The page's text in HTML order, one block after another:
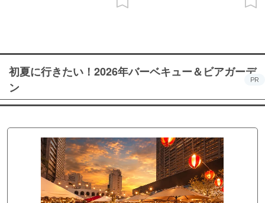
初夏に行きたい！2026年バーベキュー＆ビアガーデ
ン
PR